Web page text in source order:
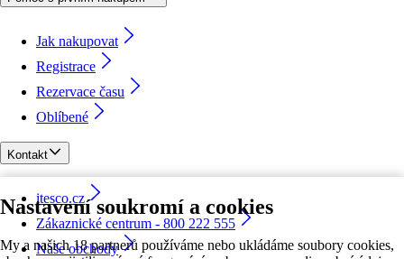
Nastavení soukromí a cookies
My a našich 18 partnerů používáme nebo ukládáme soubory cookies,
Jak nakupovat
Registrace
Rezervace času
Oblíbené
Kontakt
itesco.cz
Zákaznické centrum - 800 222 555
Naše obchody